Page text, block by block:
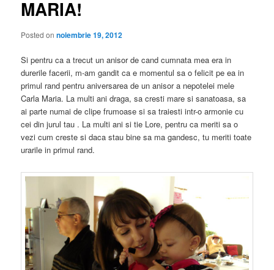
MARIA!
Posted onnoiembrie 19, 2012
Si pentru ca a trecut un anisor de cand cumnata mea era in
durerile facerii, m-am gandit ca e momentul sa o felicit pe ea in
primul rand pentru aniversarea de un anisor a nepotelei mele
Carla Maria. La multi ani draga, sa cresti mare si sanatoasa, sa
ai parte numai de clipe frumoase si sa traiesti intr-o armonie cu
cei din jurul tau . La multi ani si tie Lore, pentru ca meriti sa o
vezi cum creste si daca stau bine sa ma gandesc, tu meriti toate
urarile in primul rand.